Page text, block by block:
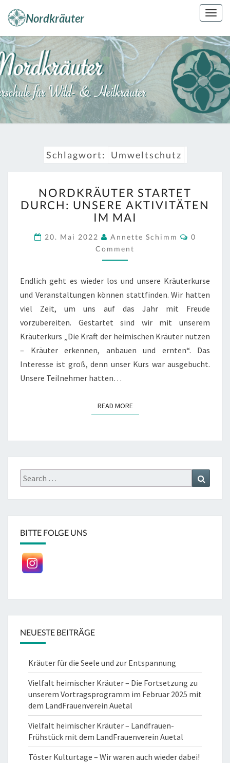
content
Kräuterkunde
Erleben
Schlagwort: Umweltschutz
STARTET
DURCH:
UNSERE
IM
MAI
NORDKRÄUTER STARTET
DURCH: UNSERE AKTIVITÄTEN
IM MAI
20. Mai 2022 Annette Schimm
0
Comment
Endlich geht es wieder los und unsere Kräuterkurse
und Veranstaltungen können stattfinden. Wir hatten
viel Zeit, um uns auf das Jahr mit Freude
vorzubereiten. Gestartet sind wir mit unserem
Kräuterkurs „Die Kraft der heimischen Kräuter nutzen
– Kräuter erkennen, anbauen und ernten“. Das
Interesse ist groß, denn unser Kurs war ausgebucht.
Unsere Teilnehmer hatten…
READ MOREREAD MORE
Search
for:
BITTE FOLGE UNS
NEUESTE BEITRÄGE
Kräuter für die Seele und zur Entspannung
Vielfalt heimischer Kräuter – Die Fortsetzung zu
unserem Vortragsprogramm im Februar 2025 mit
dem LandFrauenverein Auetal
Vielfalt heimischer Kräuter – Landfrauen-
Frühstück mit dem LandFrauenverein Auetal
Töster Kulturtage – Wir waren auch wieder dabei!